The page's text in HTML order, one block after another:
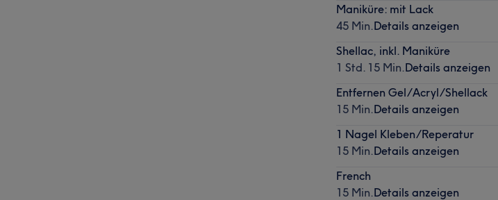
Maniküre: mit Lack
45 Min.Details anzeigen
Shellac, inkl. Maniküre
1 Std. 15 Min.Details anzeigen
Entfernen Gel/Acryl/Shellack
15 Min.Details anzeigen
1 Nagel Kleben/Reperatur
15 Min.Details anzeigen
French
15 Min.Details anzeigen